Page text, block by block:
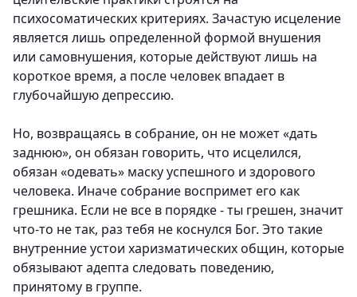
психосоматических критериях. Зачастую исцеление
является лишь определенной формой внушения
или самовнушения, которые действуют лишь на
короткое время, а после человек впадает в
глубочайшую депрессию.
Но, возвращаясь в собрание, он не может «дать
заднюю», он обязан говорить, что исцелился,
обязан «одевать» маску успешного и здорового
человека. Иначе собрание воспримет его как
грешника. Если не все в порядке - ты грешен, значит
что-то не так, раз тебя не коснулся Бог. Это такие
внутренние устои харизматических общин, которые
обязывают адепта следовать поведению,
принятому в группе.